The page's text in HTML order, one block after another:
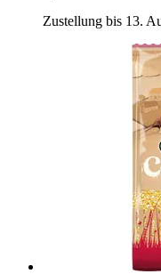
Zustellung bis 13.